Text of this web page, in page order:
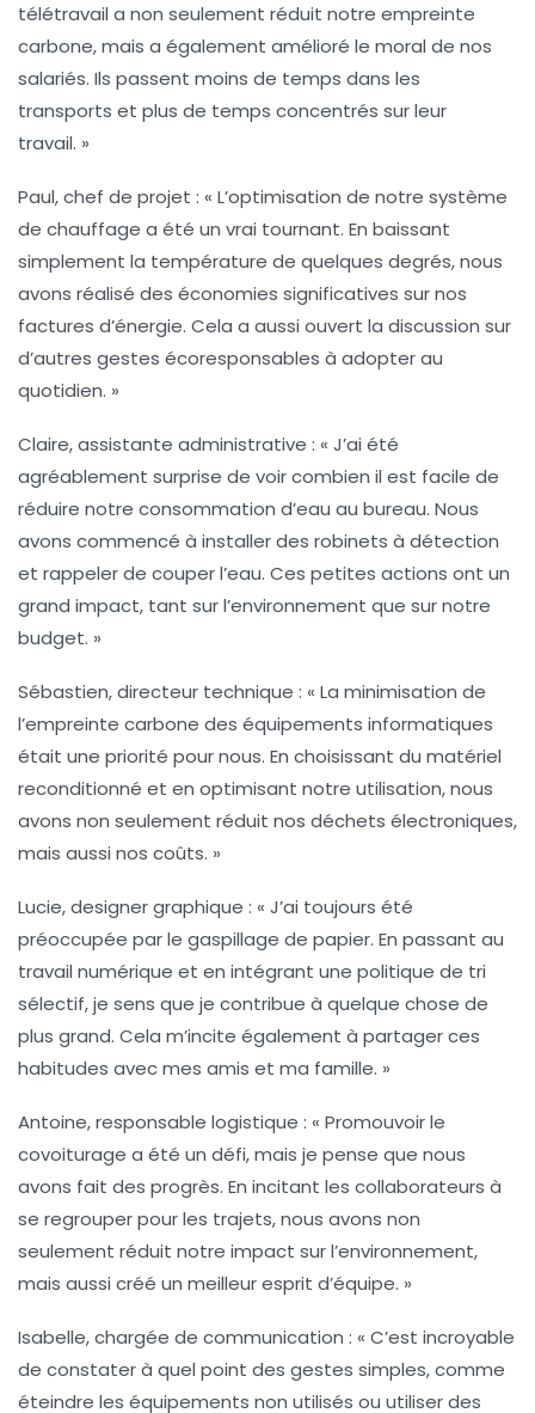
télétravail a non seulement réduit notre empreinte
carbone, mais a également amélioré le moral de nos
salariés. Ils passent moins de temps dans les
transports et plus de temps concentrés sur leur
travail. »
Paul, chef de projet : « L’optimisation de notre système
de chauffage a été un vrai tournant. En baissant
simplement la température de quelques degrés, nous
avons réalisé des économies significatives sur nos
factures d’énergie. Cela a aussi ouvert la discussion sur
d’autres gestes écoresponsables à adopter au
quotidien. »
Claire, assistante administrative : « J’ai été
agréablement surprise de voir combien il est facile de
réduire notre consommation d’eau au bureau. Nous
avons commencé à installer des robinets à détection
et rappeler de couper l’eau. Ces petites actions ont un
grand impact, tant sur l’environnement que sur notre
budget. »
Sébastien, directeur technique : « La minimisation de
l’empreinte carbone des équipements informatiques
était une priorité pour nous. En choisissant du matériel
reconditionné et en optimisant notre utilisation, nous
avons non seulement réduit nos déchets électroniques,
mais aussi nos coûts. »
Lucie, designer graphique : « J’ai toujours été
préoccupée par le gaspillage de papier. En passant au
travail numérique et en intégrant une politique de tri
sélectif, je sens que je contribue à quelque chose de
plus grand. Cela m’incite également à partager ces
habitudes avec mes amis et ma famille. »
Antoine, responsable logistique : « Promouvoir le
covoiturage a été un défi, mais je pense que nous
avons fait des progrès. En incitant les collaborateurs à
se regrouper pour les trajets, nous avons non
seulement réduit notre impact sur l’environnement,
mais aussi créé un meilleur esprit d’équipe. »
Isabelle, chargée de communication : « C’est incroyable
de constater à quel point des gestes simples, comme
éteindre les équipements non utilisés ou utiliser des